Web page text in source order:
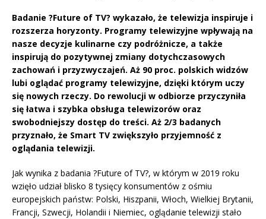
Badanie ?Future of TV? wykazało, że telewizja inspiruje i
rozszerza horyzonty. Programy telewizyjne wpływają na
nasze decyzje kulinarne czy podróżnicze, a także
inspirują do pozytywnej zmiany dotychczasowych
zachowań i przyzwyczajeń. Aż 90 proc. polskich widzów
lubi oglądać programy telewizyjne, dzięki którym uczy
się nowych rzeczy. Do rewolucji w odbiorze przyczyniła
się łatwa i szybka obsługa telewizorów oraz
swobodniejszy dostęp do treści. Aż 2/3 badanych
przyznało, że Smart TV zwiększyło przyjemność z
oglądania telewizji.
Jak wynika z badania ?Future of TV?, w którym w 2019 roku
wzięło udział blisko 8 tysięcy konsumentów z ośmiu
europejskich państw: Polski, Hiszpanii, Włoch, Wielkiej Brytanii,
Francji, Szwecji, Holandii i Niemiec, oglądanie telewizji stało